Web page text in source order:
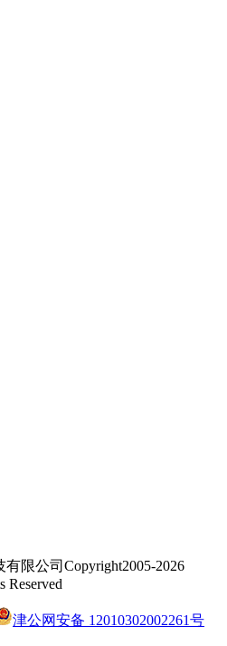
限公司Copyright2005-2026
Reserved
津公网安备 12010302002261号